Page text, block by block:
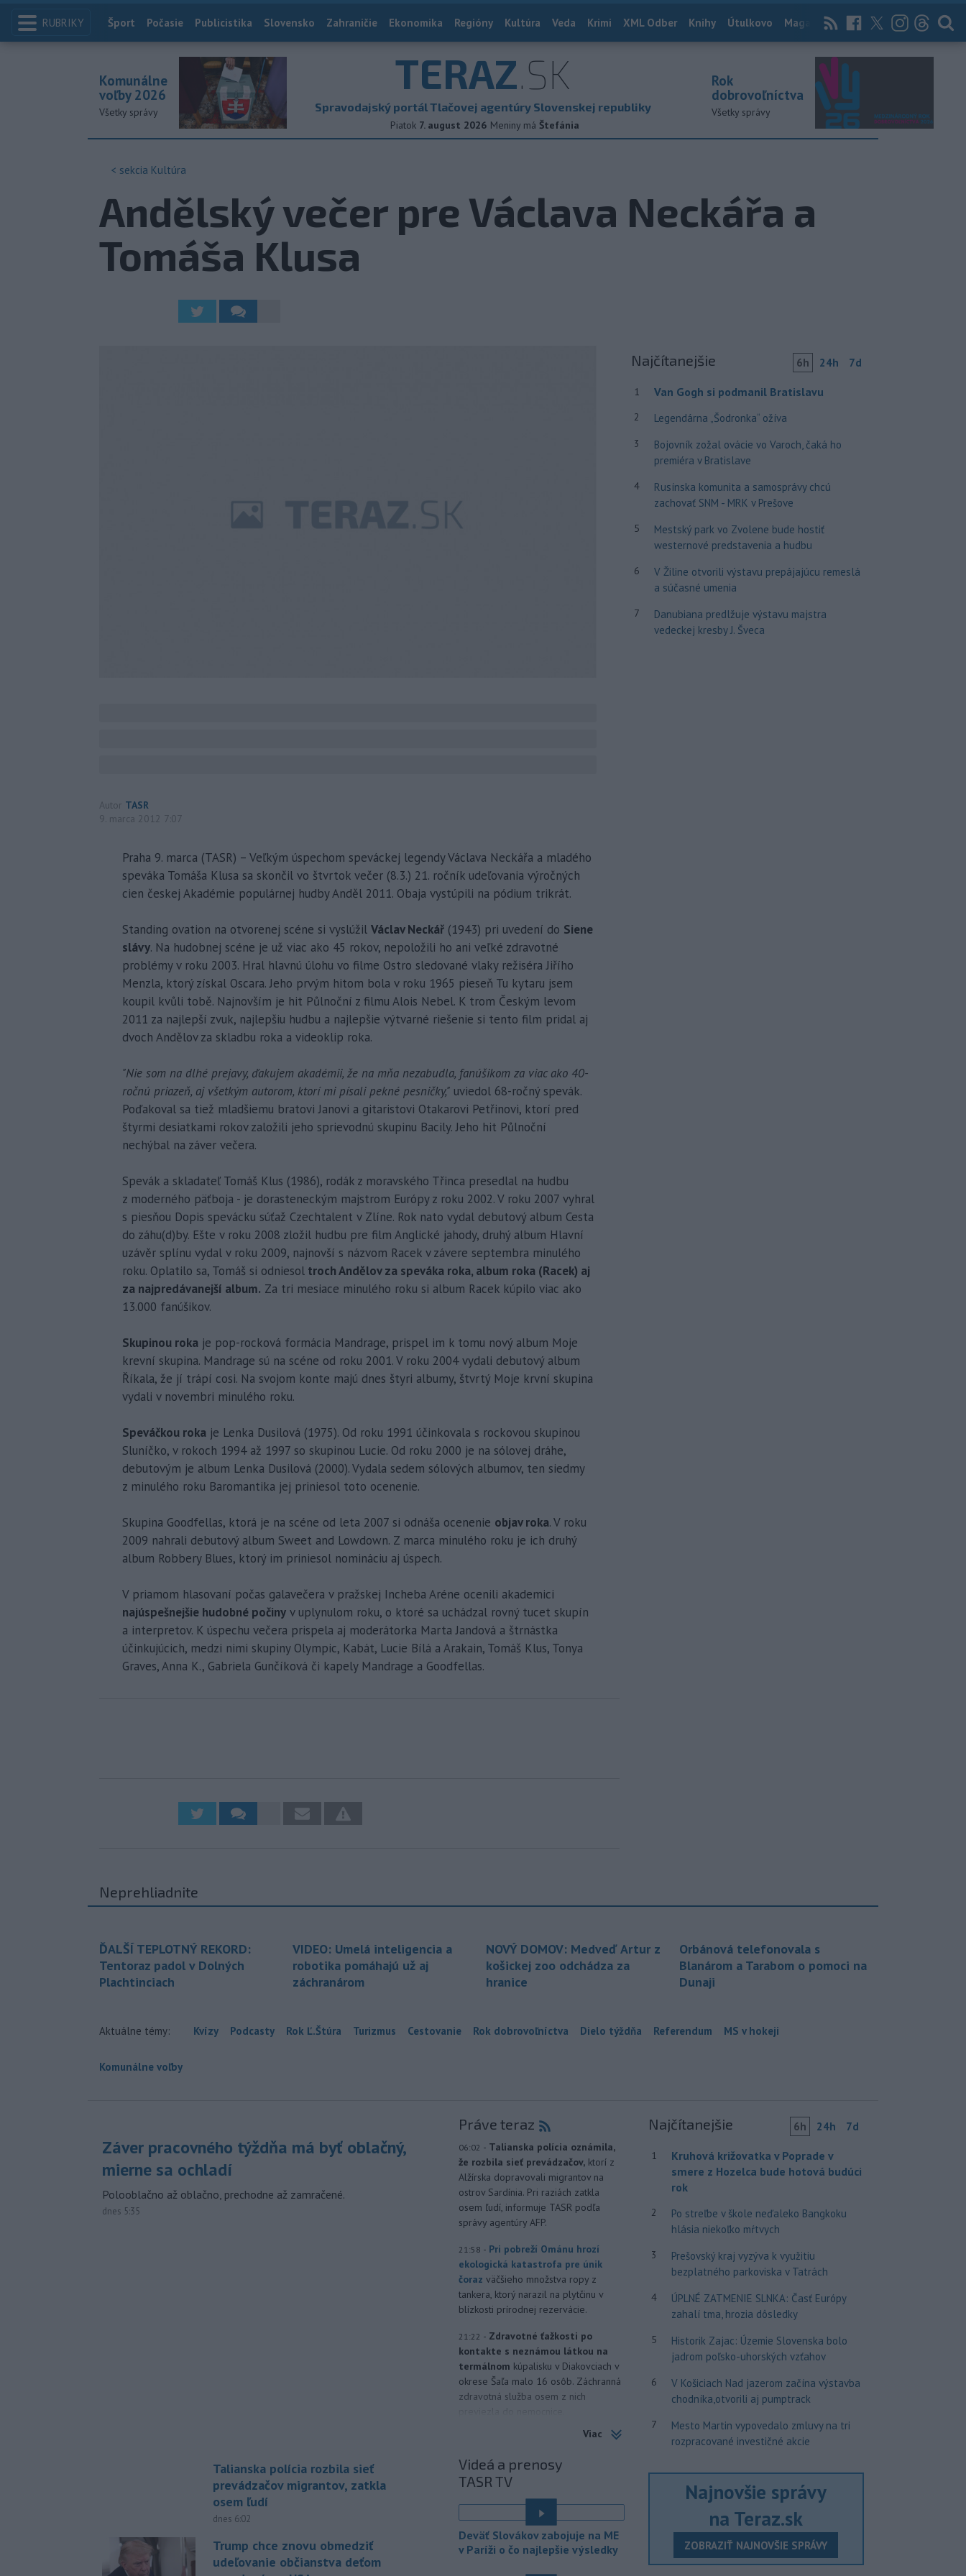
RUBRIKY Index
Šport Počasie Publicistika Slovensko Zahraničie Ekonomika Regióny Kultúra Veda Krimi XML Odber Knihy Útulkovo Magazín News Now Archív
TERAZ.SK
Spravodajský portál Tlačovej agentúry Slovenskej republiky
Piatok 7. august 2026 Meniny má Štefánia
Komunálne
voľby 2026
Všetky správy
Rok
dobrovoľníctva
Všetky správy
< sekcia Kultúra
Andělský večer pre Václava Neckářa a
Tomáša Klusa
Autor TASR
9. marca 2012 7:07
Praha 9. marca (TASR) – Veľkým úspechom speváckej legendy Václava Neckářa a mladého
speváka Tomáša Klusa sa skončil vo štvrtok večer (8.3.) 21. ročník udeľovania výročných
cien českej Akadémie populárnej hudby Anděl 2011. Obaja vystúpili na pódium trikrát.
Standing ovation na otvorenej scéne si vyslúžil Václav Neckář (1943) pri uvedení do Siene
slávy. Na hudobnej scéne je už viac ako 45 rokov, nepoložili ho ani veľké zdravotné
problémy v roku 2003. Hral hlavnú úlohu vo filme Ostro sledované vlaky režiséra Jiřího
Menzla, ktorý získal Oscara. Jeho prvým hitom bola v roku 1965 pieseň Tu kytaru jsem
koupil kvůli tobě. Najnovším je hit Půlnoční z filmu Alois Nebel. K trom Českým levom
2011 za najlepší zvuk, najlepšiu hudbu a najlepšie výtvarné riešenie si tento film pridal aj
dvoch Andělov za skladbu roka a videoklip roka.
"Nie som na dlhé prejavy, ďakujem akadémii, že na mňa nezabudla, fanúšikom za viac ako 40-
ročnú priazeň, aj všetkým autorom, ktorí mi písali pekné pesničky," uviedol 68-ročný spevák.
Poďakoval sa tiež mladšiemu bratovi Janovi a gitaristovi Otakarovi Petřinovi, ktorí pred
štyrmi desiatkami rokov založili jeho sprievodnú skupinu Bacily. Jeho hit Půlnoční
nechýbal na záver večera.
Spevák a skladateľ Tomáš Klus (1986), rodák z moravského Třinca presedlal na hudbu
z moderného päťboja - je dorasteneckým majstrom Európy z roku 2002. V roku 2007 vyhral
s piesňou Dopis spevácku súťaž Czechtalent v Zlíne. Rok nato vydal debutový album Cesta
do záhu(d)by. Ešte v roku 2008 zložil hudbu pre film Anglické jahody, druhý album Hlavní
uzávěr splínu vydal v roku 2009, najnovší s názvom Racek v závere septembra minulého
roku. Oplatilo sa, Tomáš si odniesol troch Andělov za speváka roka, album roka (Racek) aj
za najpredávanejší album. Za tri mesiace minulého roku si album Racek kúpilo viac ako
13.000 fanúšikov.
Skupinou roka je pop-rocková formácia Mandrage, prispel im k tomu nový album Moje
krevní skupina. Mandrage sú na scéne od roku 2001. V roku 2004 vydali debutový album
Říkala, že jí trápí cosi. Na svojom konte majú dnes štyri albumy, štvrtý Moje krvní skupina
vydali v novembri minulého roku.
Speváčkou roka je Lenka Dusilová (1975). Od roku 1991 účinkovala s rockovou skupinou
Sluníčko, v rokoch 1994 až 1997 so skupinou Lucie. Od roku 2000 je na sólovej dráhe,
debutovým je album Lenka Dusilová (2000). Vydala sedem sólových albumov, ten siedmy
z minulého roku Baromantika jej priniesol toto ocenenie.
Skupina Goodfellas, ktorá je na scéne od leta 2007 si odnáša ocenenie objav roka. V roku
2009 nahrali debutový album Sweet and Lowdown. Z marca minulého roku je ich druhý
album Robbery Blues, ktorý im priniesol nomináciu aj úspech.
V priamom hlasovaní počas galavečera v pražskej Incheba Aréne ocenili akademici
najúspešnejšie hudobné počiny v uplynulom roku, o ktoré sa uchádzal rovný tucet skupín
a interpretov. K úspechu večera prispela aj moderátorka Marta Jandová a štrnástka
účinkujúcich, medzi nimi skupiny Olympic, Kabát, Lucie Bílá a Arakain, Tomáš Klus, Tonya
Graves, Anna K., Gabriela Gunčíková či kapely Mandrage a Goodfellas.
Najčítanejšie 6h 24h 7d
1 Van Gogh si podmanil Bratislavu
2 Legendárna „Šodronka“ ožíva
3
Bojovník zožal ovácie vo Varoch, čaká ho
premiéra v Bratislave
4
Rusínska komunita a samosprávy chcú
zachovať SNM - MRK v Prešove
5
Mestský park vo Zvolene bude hostiť
westernové predstavenia a hudbu
6
V Žiline otvorili výstavu prepájajúcu remeslá
a súčasné umenia
7
Danubiana predlžuje výstavu majstra
vedeckej kresby J. Šveca
Neprehliadnite
ĎALŠÍ TEPLOTNÝ REKORD:
Tentoraz padol v Dolných
Plachtinciach
VIDEO: Umelá inteligencia a
robotika pomáhajú už aj
záchranárom
NOVÝ DOMOV: Medveď Artur z
košickej zoo odchádza za
hranice
Orbánová telefonovala s
Blanárom a Tarabom o pomoci na
Dunaji
Aktuálne témy: Kvízy Podcasty Rok Ľ.Štúra Turizmus Cestovanie Rok dobrovoľníctva Dielo týždňa Referendum MS v hokeji
Komunálne voľby
Záver pracovného týždňa má byť oblačný,
mierne sa ochladí
Polooblačno až oblačno, prechodne až zamračené.
dnes 5:35
Talianska polícia rozbila sieť
prevádzačov migrantov, zatkla
osem ľudí
dnes 6:02
Trump chce znovu obmedziť
udeľovanie občianstva deťom
Práve teraz
06:02 - Talianska polícia oznámila,
že rozbila sieť prevádzačov, ktorí z
Alžírska dopravovali migrantov na
ostrov Sardínia. Pri raziách zatkla
osem ľudí, informuje TASR podľa
správy agentúry AFP.
21:58 - Pri pobreží Ománu hrozí
ekologická katastrofa pre únik
čoraz väčšieho množstva ropy z
tankera, ktorý narazil na plytčinu v
blízkosti prírodnej rezervácie.
21:22 - Zdravotné ťažkosti po
kontakte s neznámou látkou na
termálnom kúpalisku v Diakovciach v
okrese Šaľa malo 16 osôb. Záchranná
zdravotná služba osem z nich
Ugandský parlament vo
ugandských vojakovdo
palestínskeho Pásma Gazy, kde by
mali pôsobiť v rámci medzinárodných
stabilizačných síl, ktoré navrhol
americký prezident Donald Trump.
20:07 - Anglická futbalová asociácia
Viac
Videá a prenosy
TASR TV
Deväť Slovákov zabojuje na ME
v Paríži o čo najlepšie výsledky
Najčítanejšie 6h 24h 7d
1
Kruhová križovatka v Poprade v
smere z Hozelca bude hotová budúci
rok
2
Po streľbe v škole neďaleko Bangkoku
hlásia niekoľko mŕtvych
3
Prešovský kraj vyzýva k využitiu
bezplatného parkoviska v Tatrách
4
ÚPLNÉ ZATMENIE SLNKA: Časť Európy
zahalí tma, hrozia dôsledky
5
Historik Zajac: Územie Slovenska bolo
jadrom poľsko-uhorských vzťahov
6
V Košiciach Nad jazerom začína výstavba
chodníka,otvorili aj pumptrack
7
Mesto Martin vypovedalo zmluvy na tri
rozpracované investičné akcie
Najnovšie správy
na Teraz.sk
ZOBRAZIŤ NAJNOVŠIE SPRÁVY